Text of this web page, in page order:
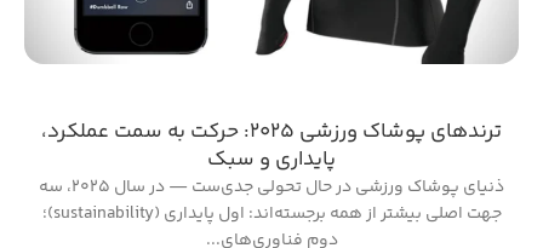
ترندهای پوشاک ورزشی ۲۰۲۵: حرکت به سمت عملکرد،
پایداری و سبک
ذنیا‌ی پوشاک ورزشی در حال تحولی جدی‌ست — در سال ۲۰۲۵، سه
جهت اصلی بیشتر از همه برجسته‌اند: اول پایداری (sustainability)؛
دوم فناوری‌های...